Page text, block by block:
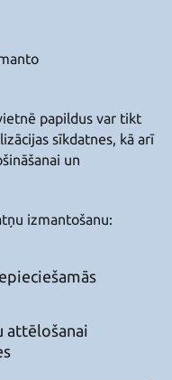
papildus var tikt
sīkdatnes, kā arī
un
izmantošanu:
attēlošanai